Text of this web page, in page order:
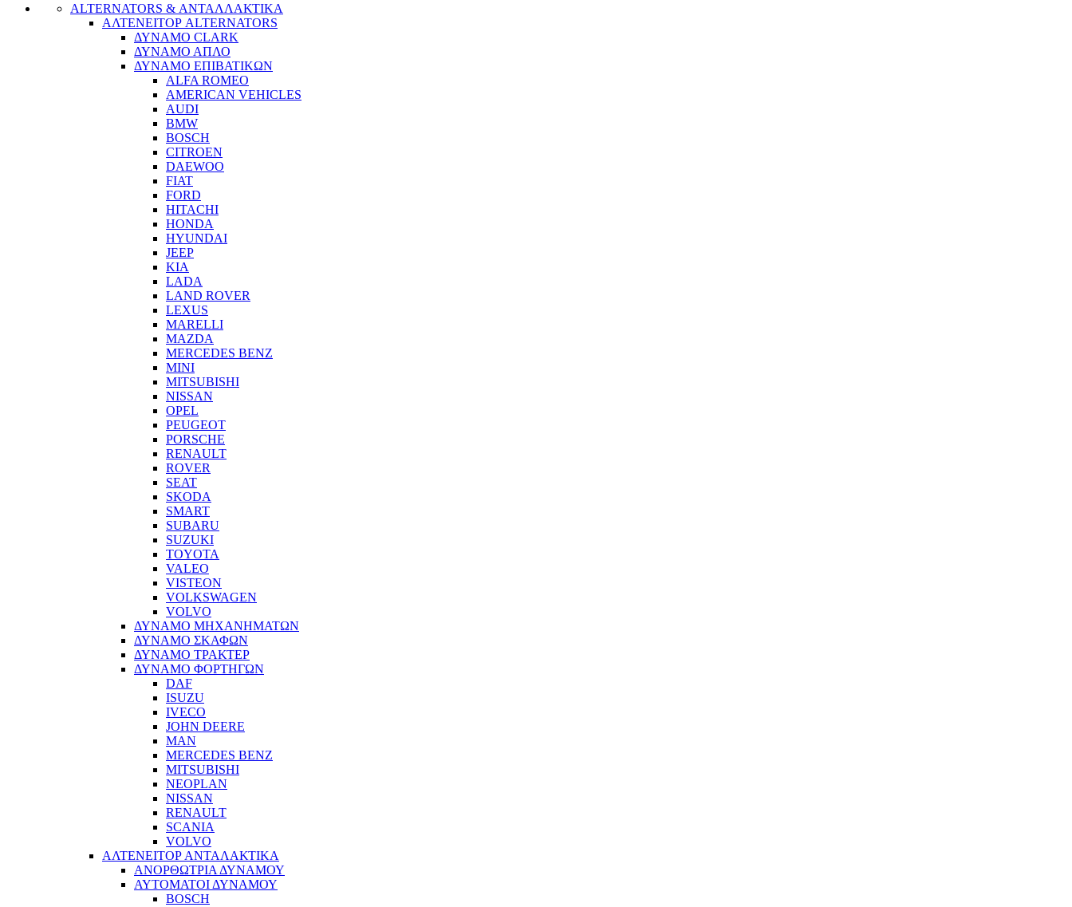
ALTERNATORS & ΑΝΤΑΛΛΑΚΤΙΚΑ
ΑΛΤΕΝΕΙΤΟΡ ALTERNATORS
ΔΥΝΑΜΟ CLARK
ΔΥΝΑΜΟ ΑΠΛΟ
ΔΥΝΑΜΟ ΕΠΙΒΑΤΙΚΩΝ
ALFA ROMEO
AMERICAN VEHICLES
AUDI
BMW
BOSCH
CITROEN
DAEWOO
FIAT
FORD
HITACHI
HONDA
HYUNDAI
JEEP
KIA
LADA
LAND ROVER
LEXUS
MARELLI
MAZDA
MERCEDES BENZ
MINI
MITSUBISHI
NISSAN
OPEL
PEUGEOT
PORSCHE
RENAULT
ROVER
SEAT
SKODA
SMART
SUBARU
SUZUKI
TOYOTA
VALEO
VISTEON
VOLKSWAGEN
VOLVO
ΔΥΝΑΜΟ ΜΗΧΑΝΗΜΑΤΩΝ
ΔΥΝΑΜΟ ΣΚΑΦΩΝ
ΔΥΝΑΜΟ ΤΡΑΚΤΕΡ
ΔΥΝΑΜΟ ΦΟΡΤΗΓΩΝ
DAF
ISUZU
IVECO
JOHN DEERE
MAN
MERCEDES BENZ
MITSUBISHI
NEOPLAN
NISSAN
RENAULT
SCANIA
VOLVO
ΑΛΤΕΝΕΙΤΟΡ ΑΝΤΑΛΑΚΤΙΚΑ
ΑΝΟΡΘΩΤΡΙΑ ΔΥΝΑΜΟΥ
ΑΥΤΟΜΑΤΟΙ ΔΥΝΑΜΟΥ
BOSCH